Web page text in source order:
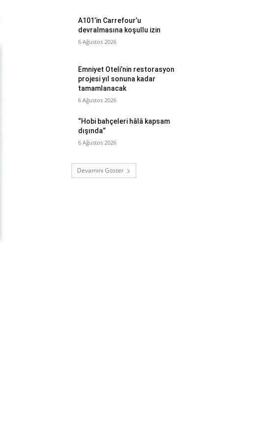
A101’in Carrefour’u
devralmasına koşullu izin
6 Ağustos 2026
Emniyet Oteli’nin restorasyon
projesi yıl sonuna kadar
tamamlanacak
6 Ağustos 2026
“Hobi bahçeleri hâlâ kapsam
dışında”
6 Ağustos 2026
Devamını Göster